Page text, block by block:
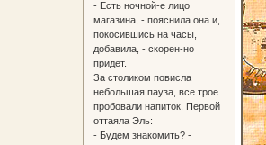
- Есть ночной-е лицо
магазина, - пояснила она и,
покосившись на часы,
добавила, - скорен-но
придет.
За столиком повисла
небольшая пауза, все трое
пробовали напиток. Первой
оттаяла Эль:
- Будем знакомить? -